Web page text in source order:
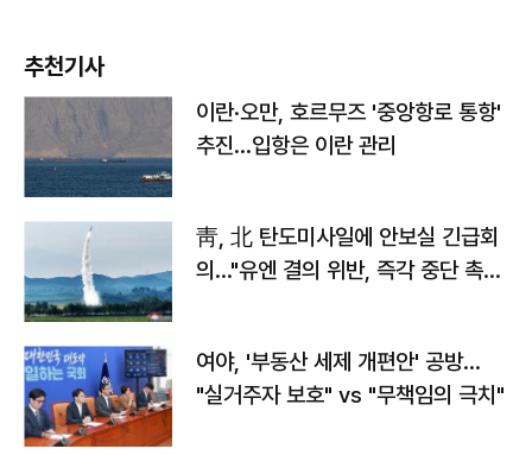
추천기사
이란·오만, 호르무즈 '중앙항로 통항'
추진…입항은 이란 관리
靑, 北 탄도미사일에 안보실 긴급회
의…"유엔 결의 위반, 즉각 중단 촉
여야, '부동산 세제 개편안' 공방…
"실거주자 보호" vs "무책임의 극치"